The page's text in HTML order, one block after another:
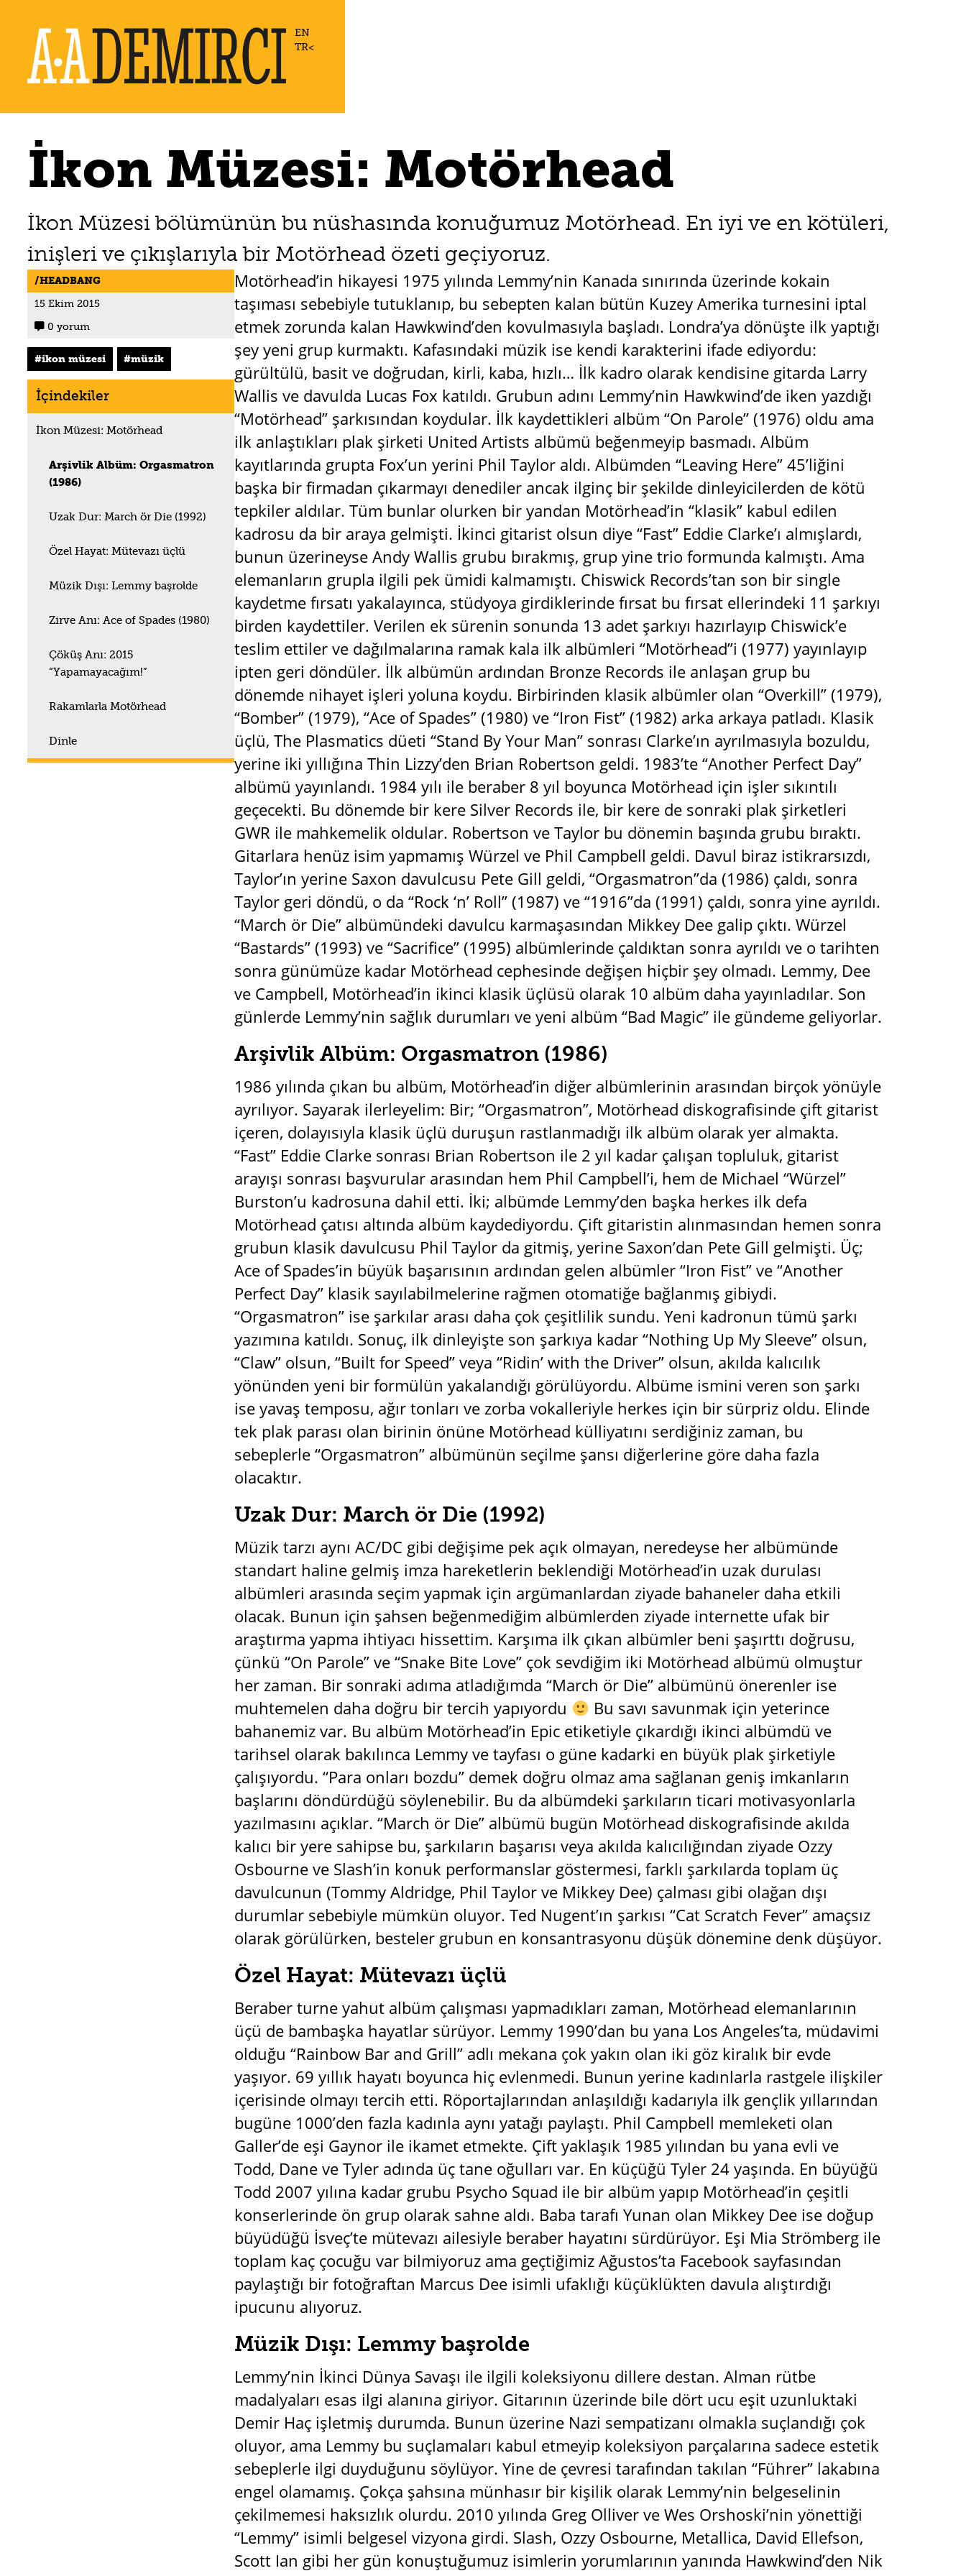
EN
TR
İkon Müzesi: Motörhead
İkon Müzesi bölümünün bu nüshasında konuğumuz Motörhead. En iyi ve en kötüleri,
inişleri ve çıkışlarıyla bir Motörhead özeti geçiyoruz.
HEADBANG
15 Ekim 2015
0 yorum
ikon müzesi müzik
İçindekiler
İkon Müzesi: Motörhead
Arşivlik Albüm: Orgasmatron
(1986)
Uzak Dur: March ör Die (1992)
Özel Hayat: Mütevazı üçlü
Müzik Dışı: Lemmy başrolde
Zirve Anı: Ace of Spades (1980)
Çöküş Anı: 2015
“Yapamayacağım!”
Rakamlarla Motörhead
Dinle
Motörhead’in hikayesi 1975 yılında Lemmy’nin Kanada sınırında üzerinde kokain
taşıması sebebiyle tutuklanıp, bu sebepten kalan bütün Kuzey Amerika turnesini iptal
etmek zorunda kalan Hawkwind’den kovulmasıyla başladı. Londra’ya dönüşte ilk yaptığı
şey yeni grup kurmaktı. Kafasındaki müzik ise kendi karakterini ifade ediyordu:
gürültülü, basit ve doğrudan, kirli, kaba, hızlı… İlk kadro olarak kendisine gitarda Larry
Wallis ve davulda Lucas Fox katıldı. Grubun adını Lemmy’nin Hawkwind’de iken yazdığı
“Motörhead” şarkısından koydular. İlk kaydettikleri albüm “On Parole” (1976) oldu ama
ilk anlaştıkları plak şirketi United Artists albümü beğenmeyip basmadı. Albüm
kayıtlarında grupta Fox’un yerini Phil Taylor aldı. Albümden “Leaving Here” 45’liğini
başka bir firmadan çıkarmayı denediler ancak ilginç bir şekilde dinleyicilerden de kötü
tepkiler aldılar. Tüm bunlar olurken bir yandan Motörhead’in “klasik” kabul edilen
kadrosu da bir araya gelmişti. İkinci gitarist olsun diye “Fast” Eddie Clarke’ı almışlardı,
bunun üzerineyse Andy Wallis grubu bırakmış, grup yine trio formunda kalmıştı. Ama
elemanların grupla ilgili pek ümidi kalmamıştı. Chiswick Records’tan son bir single
kaydetme fırsatı yakalayınca, stüdyoya girdiklerinde fırsat bu fırsat ellerindeki 11 şarkıyı
birden kaydettiler. Verilen ek sürenin sonunda 13 adet şarkıyı hazırlayıp Chiswick’e
teslim ettiler ve dağılmalarına ramak kala ilk albümleri “Motörhead”i (1977) yayınlayıp
ipten geri döndüler. İlk albümün ardından Bronze Records ile anlaşan grup bu
dönemde nihayet işleri yoluna koydu. Birbirinden klasik albümler olan “Overkill” (1979),
“Bomber” (1979), “Ace of Spades” (1980) ve “Iron Fist” (1982) arka arkaya patladı. Klasik
üçlü, The Plasmatics düeti “Stand By Your Man” sonrası Clarke’ın ayrılmasıyla bozuldu,
yerine iki yıllığına Thin Lizzy’den Brian Robertson geldi. 1983’te “Another Perfect Day”
albümü yayınlandı. 1984 yılı ile beraber 8 yıl boyunca Motörhead için işler sıkıntılı
geçecekti. Bu dönemde bir kere Silver Records ile, bir kere de sonraki plak şirketleri
GWR ile mahkemelik oldular. Robertson ve Taylor bu dönemin başında grubu bıraktı.
Gitarlara henüz isim yapmamış Würzel ve Phil Campbell geldi. Davul biraz istikrarsızdı,
Taylor’ın yerine Saxon davulcusu Pete Gill geldi, “Orgasmatron”da (1986) çaldı, sonra
Taylor geri döndü, o da “Rock ‘n’ Roll” (1987) ve “1916”da (1991) çaldı, sonra yine ayrıldı.
“March ör Die” albümündeki davulcu karmaşasından Mikkey Dee galip çıktı. Würzel
“Bastards” (1993) ve “Sacrifice” (1995) albümlerinde çaldıktan sonra ayrıldı ve o tarihten
sonra günümüze kadar Motörhead cephesinde değişen hiçbir şey olmadı. Lemmy, Dee
ve Campbell, Motörhead’in ikinci klasik üçlüsü olarak 10 albüm daha yayınladılar. Son
günlerde Lemmy’nin sağlık durumları ve yeni albüm “Bad Magic” ile gündeme geliyorlar.
Arşivlik Albüm: Orgasmatron (1986)
1986 yılında çıkan bu albüm, Motörhead’in diğer albümlerinin arasından birçok yönüyle
ayrılıyor. Sayarak ilerleyelim: Bir; “Orgasmatron”, Motörhead diskografisinde çift gitarist
içeren, dolayısıyla klasik üçlü duruşun rastlanmadığı ilk albüm olarak yer almakta.
“Fast” Eddie Clarke sonrası Brian Robertson ile 2 yıl kadar çalışan topluluk, gitarist
arayışı sonrası başvurular arasından hem Phil Campbell’i, hem de Michael “Würzel”
Burston’u kadrosuna dahil etti. İki; albümde Lemmy’den başka herkes ilk defa
Motörhead çatısı altında albüm kaydediyordu. Çift gitaristin alınmasından hemen sonra
grubun klasik davulcusu Phil Taylor da gitmiş, yerine Saxon’dan Pete Gill gelmişti. Üç;
Ace of Spades’in büyük başarısının ardından gelen albümler “Iron Fist” ve “Another
Perfect Day” klasik sayılabilmelerine rağmen otomatiğe bağlanmış gibiydi.
“Orgasmatron” ise şarkılar arası daha çok çeşitlilik sundu. Yeni kadronun tümü şarkı
yazımına katıldı. Sonuç, ilk dinleyişte son şarkıya kadar “Nothing Up My Sleeve” olsun,
“Claw” olsun, “Built for Speed” veya “Ridin’ with the Driver” olsun, akılda kalıcılık
yönünden yeni bir formülün yakalandığı görülüyordu. Albüme ismini veren son şarkı
ise yavaş temposu, ağır tonları ve zorba vokalleriyle herkes için bir sürpriz oldu. Elinde
tek plak parası olan birinin önüne Motörhead külliyatını serdiğiniz zaman, bu
sebeplerle “Orgasmatron” albümünün seçilme şansı diğerlerine göre daha fazla
olacaktır.
Uzak Dur: March ör Die (1992)
Müzik tarzı aynı AC/DC gibi değişime pek açık olmayan, neredeyse her albümünde
standart haline gelmiş imza hareketlerin beklendiği Motörhead’in uzak durulası
albümleri arasında seçim yapmak için argümanlardan ziyade bahaneler daha etkili
olacak. Bunun için şahsen beğenmediğim albümlerden ziyade internette ufak bir
araştırma yapma ihtiyacı hissettim. Karşıma ilk çıkan albümler beni şaşırttı doğrusu,
çünkü “On Parole” ve “Snake Bite Love” çok sevdiğim iki Motörhead albümü olmuştur
her zaman. Bir sonraki adıma atladığımda “March ör Die” albümünü önerenler ise
muhtemelen daha doğru bir tercih yapıyordu
Bu savı savunmak için yeterince
bahanemiz var. Bu albüm Motörhead’in Epic etiketiyle çıkardığı ikinci albümdü ve
tarihsel olarak bakılınca Lemmy ve tayfası o güne kadarki en büyük plak şirketiyle
çalışıyordu. “Para onları bozdu” demek doğru olmaz ama sağlanan geniş imkanların
başlarını döndürdüğü söylenebilir. Bu da albümdeki şarkıların ticari motivasyonlarla
yazılmasını açıklar. “March ör Die” albümü bugün Motörhead diskografisinde akılda
kalıcı bir yere sahipse bu, şarkıların başarısı veya akılda kalıcılığından ziyade Ozzy
Osbourne ve Slash’in konuk performanslar göstermesi, farklı şarkılarda toplam üç
davulcunun (Tommy Aldridge, Phil Taylor ve Mikkey Dee) çalması gibi olağan dışı
durumlar sebebiyle mümkün oluyor. Ted Nugent’ın şarkısı “Cat Scratch Fever” amaçsız
olarak görülürken, besteler grubun en konsantrasyonu düşük dönemine denk düşüyor.
Özel Hayat: Mütevazı üçlü
Beraber turne yahut albüm çalışması yapmadıkları zaman, Motörhead elemanlarının
üçü de bambaşka hayatlar sürüyor. Lemmy 1990’dan bu yana Los Angeles’ta, müdavimi
olduğu “Rainbow Bar and Grill” adlı mekana çok yakın olan iki göz kiralık bir evde
yaşıyor. 69 yıllık hayatı boyunca hiç evlenmedi. Bunun yerine kadınlarla rastgele ilişkiler
içerisinde olmayı tercih etti. Röportajlarından anlaşıldığı kadarıyla ilk gençlik yıllarından
bugüne 1000’den fazla kadınla aynı yatağı paylaştı. Phil Campbell memleketi olan
Galler’de eşi Gaynor ile ikamet etmekte. Çift yaklaşık 1985 yılından bu yana evli ve
Todd, Dane ve Tyler adında üç tane oğulları var. En küçüğü Tyler 24 yaşında. En büyüğü
Todd 2007 yılına kadar grubu Psycho Squad ile bir albüm yapıp Motörhead’in çeşitli
konserlerinde ön grup olarak sahne aldı. Baba tarafı Yunan olan Mikkey Dee ise doğup
büyüdüğü İsveç’te mütevazı ailesiyle beraber hayatını sürdürüyor. Eşi Mia Strömberg ile
toplam kaç çocuğu var bilmiyoruz ama geçtiğimiz Ağustos’ta Facebook sayfasından
paylaştığı bir fotoğraftan Marcus Dee isimli ufaklığı küçüklükten davula alıştırdığı
ipucunu alıyoruz.
Müzik Dışı: Lemmy başrolde
Lemmy’nin İkinci Dünya Savaşı ile ilgili koleksiyonu dillere destan. Alman rütbe
madalyaları esas ilgi alanına giriyor. Gitarının üzerinde bile dört ucu eşit uzunluktaki
Demir Haç işletmiş durumda. Bunun üzerine Nazi sempatizanı olmakla suçlandığı çok
oluyor, ama Lemmy bu suçlamaları kabul etmeyip koleksiyon parçalarına sadece estetik
sebeplerle ilgi duyduğunu söylüyor. Yine de çevresi tarafından takılan “Führer” lakabına
engel olamamış. Çokça şahsına münhasır bir kişilik olarak Lemmy’nin belgeselinin
çekilmemesi haksızlık olurdu. 2010 yılında Greg Olliver ve Wes Orshoski’nin yönettiği
“Lemmy” isimli belgesel vizyona girdi. Slash, Ozzy Osbourne, Metallica, David Ellefson,
Scott Ian gibi her gün konuştuğumuz isimlerin yorumlarının yanında Hawkwind’den Nik